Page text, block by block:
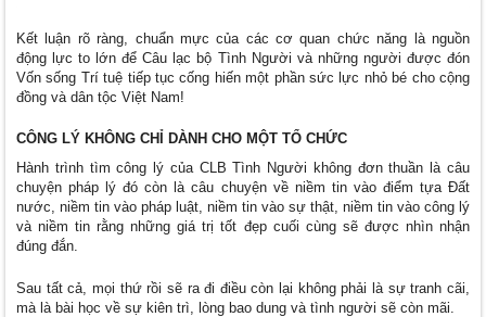
Kết luận rõ ràng, chuẩn mực của các cơ quan chức năng là nguồn
động lực to lớn để Câu lạc bộ Tình Người và những người được đón
Vốn sống Trí tuệ tiếp tục cống hiến một phần sức lực nhỏ bé cho cộng
đồng và dân tộc Việt Nam!
CÔNG LÝ KHÔNG CHỈ DÀNH CHO MỘT TỔ CHỨC
Hành trình tìm công lý của CLB Tình Người không đơn thuần là câu
chuyện pháp lý đó còn là câu chuyện về niềm tin vào điểm tựa Đất
nước, niềm tin vào pháp luật, niềm tin vào sự thật, niềm tin vào công lý
và niềm tin rằng những giá trị tốt đẹp cuối cùng sẽ được nhìn nhận
đúng đắn.
Sau tất cả, mọi thứ rồi sẽ ra đi điều còn lại không phải là sự tranh cãi,
mà là bài học về sự kiên trì, lòng bao dung và tình người sẽ còn mãi.